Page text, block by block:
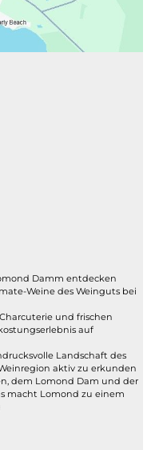
Damm entdecken
Weine des Weinguts bei
und frischen
auf
Landschaft des
aktiv zu erkunden
dem Lomond Dam und der
macht Lomond zu einem